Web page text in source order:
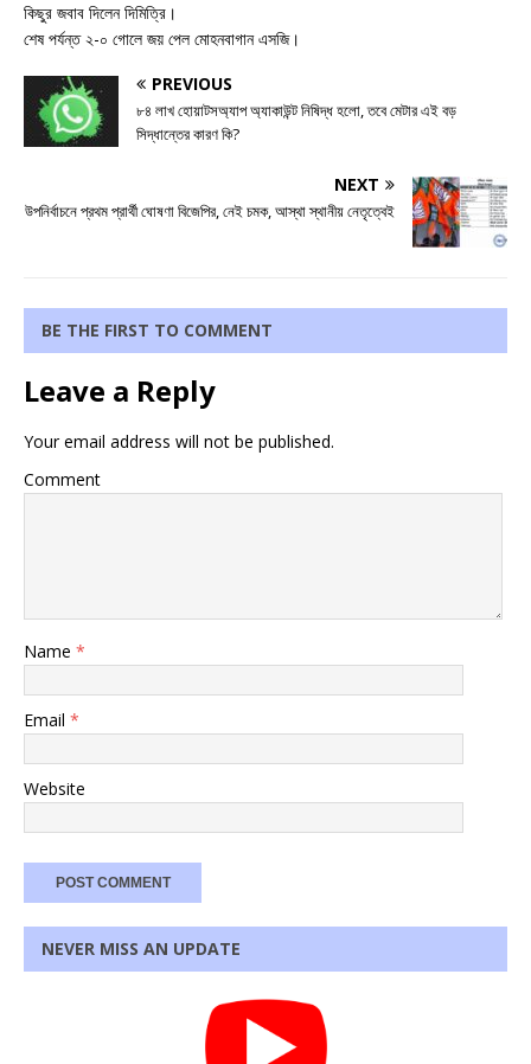
কিছুর জবাব দিলেন দিমিত্রি।
শেষ পর্যন্ত ২-০ গোলে জয় পেল মোহনবাগান এসজি।
PREVIOUS
৮৪ লাখ হোয়াটসঅ্যাপ অ্যাকাউন্ট নিষিদ্ধ হলো, তবে মেটার এই বড়
সিদ্ধান্তের কারণ কি?
NEXT
উপনির্বাচনে প্রথম প্রার্থী ঘোষণা বিজেপির, নেই চমক, আস্থা স্থানীয় নেতৃত্বেই
BE THE FIRST TO COMMENT
Leave a Reply
Your email address will not be published.
Comment
Name *
Email *
Website
NEVER MISS AN UPDATE